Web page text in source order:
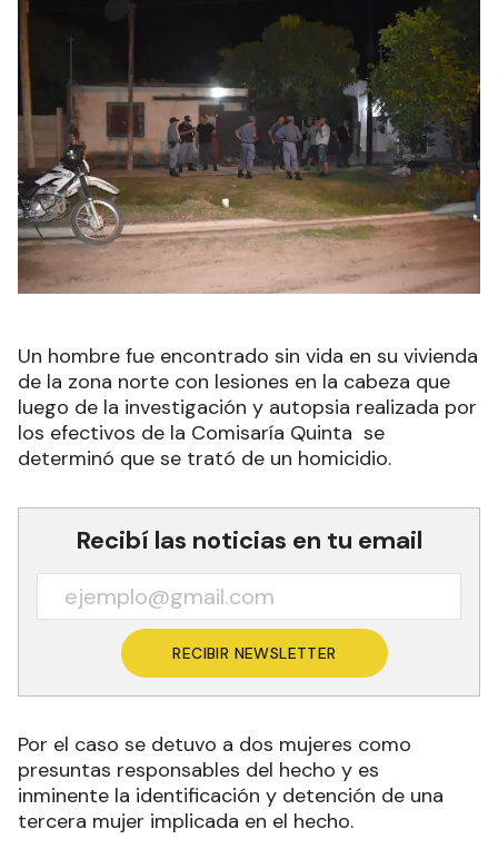
Un hombre fue encontrado sin vida en su vivienda
de la zona norte con lesiones en la cabeza que
luego de la investigación y autopsia realizada por
los efectivos de la Comisaría Quinta se
determinó que se trató de un homicidio.
Recibí las noticias en tu email
RECIBIR NEWSLETTER
Por el caso se detuvo a dos mujeres como
presuntas responsables del hecho y es
inminente la identificación y detención de una
tercera mujer implicada en el hecho.